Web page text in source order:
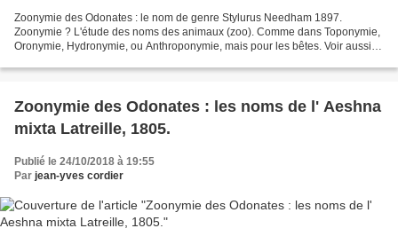
Zoonymie des Odonates : le nom de genre Stylurus Needham 1897.
Zoonymie ? L'étude des noms des animaux (zoo). Comme dans Toponymie,
Oronymie, Hydronymie, ou Anthroponymie, mais pour les bêtes. Voir aussi :
Zoonymie des Odonates : les noms de l' Aeshna
mixta Latreille, 1805.
Publié le 24/10/2018 à 19:55
Par jean-yves cordier